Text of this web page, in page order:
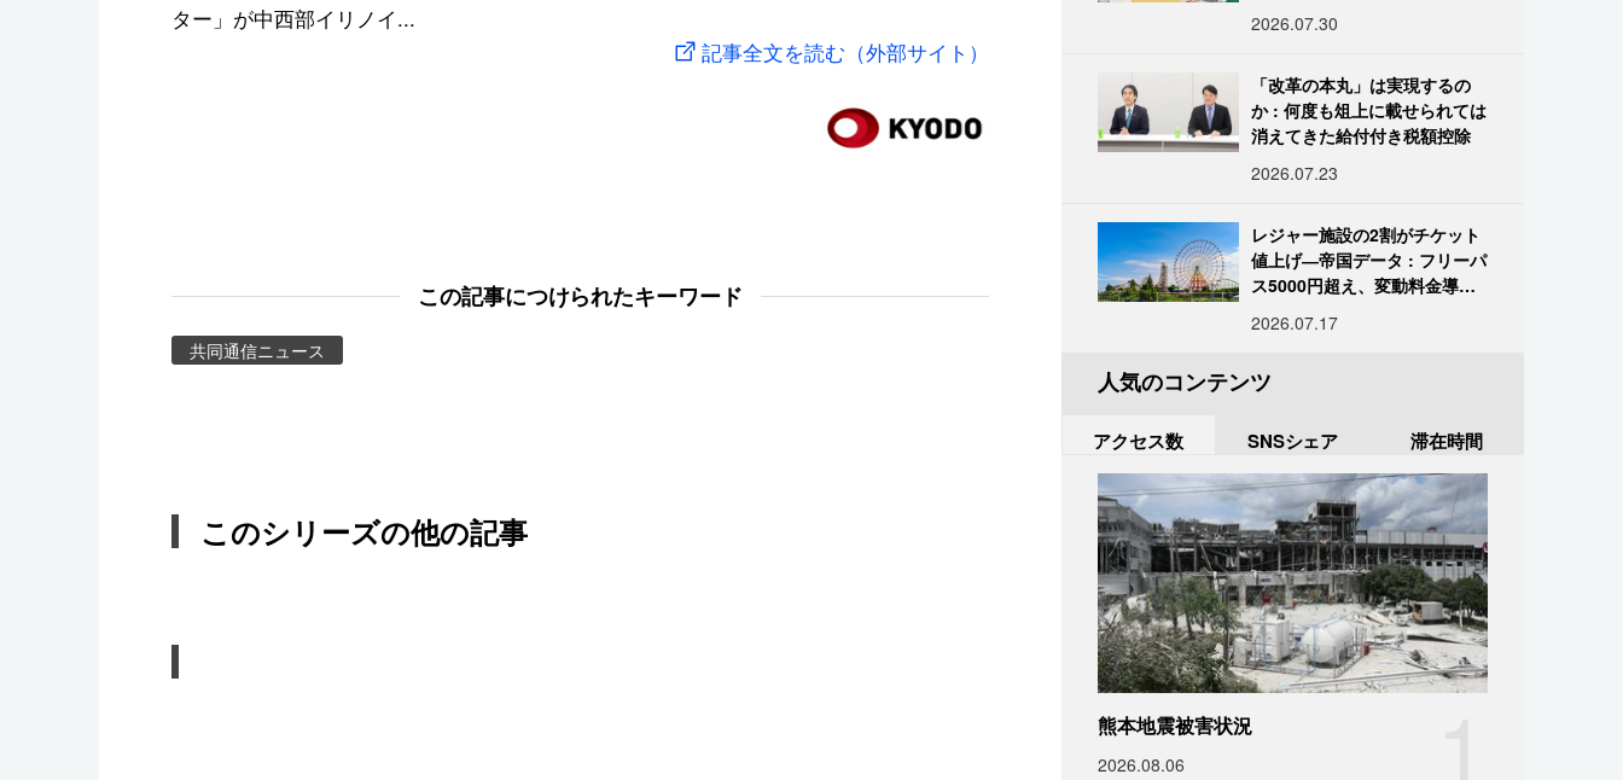
ター」が中西部イリノイ...
記事全文を読む（外部サイト）
この記事につけられたキーワード
共同通信ニュース
このシリーズの他の記事
2026.07.30
「改革の本丸」は実現するの
か : 何度も俎上に載せられては
消えてきた給付付き税額控除
2026.07.23
レジャー施設の2割がチケット
値上げ―帝国データ : フリーパ
ス5000円超え、変動料金導入
2026.07.17
人気のコンテンツ
アクセス数 SNSシェア 滞在時間
熊本地震被害状況
2026.08.06